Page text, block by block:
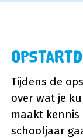
Tijdens de
over wat je
maakt
schooljaar